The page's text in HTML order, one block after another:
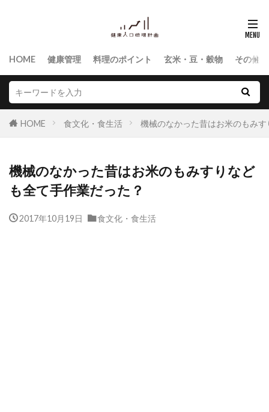
HOME 健康管理 料理のポイント 玄米・豆・穀物 その他
HOME 食文化・食生活 機械のなかった昔はお米のもみ
機械のなかった昔はお米のもみすりなど
も全て手作業だった？
2017年10月19日 食文化・食生活